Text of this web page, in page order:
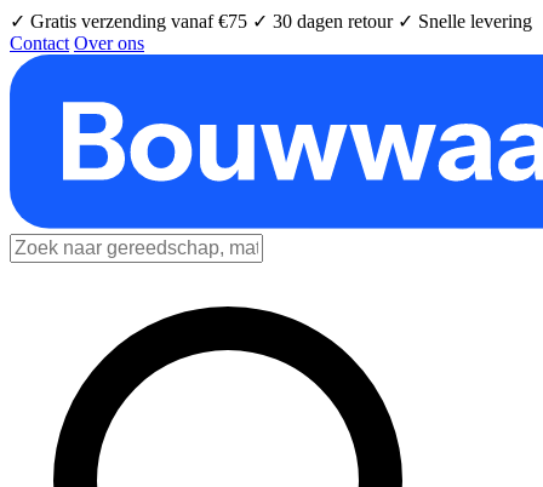
✓ Gratis verzending vanaf €75 ✓ 30 dagen retour ✓ Snelle levering
Contact Over ons